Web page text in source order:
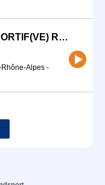
EDUCATEUR EDUCATRICE SPORTIF(VE) RUGBY (H/F)
Alpes -